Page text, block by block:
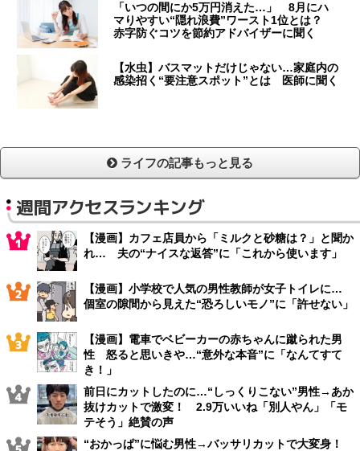
「いつの間にか5万円消えた…」 8月にハ
マりやすい“隠れ浪費”ワースト1位とは？
赤字防ぐコツを節約アドバイザーに聞く
【水虫】バスマットだけじゃない…家庭内の
感染招く“要注意スポット”とは 医師に聞く
ライフの記事もっと見る
週間アクセスランキング
【漫画】カフェ店員から「ミルクと砂糖は？」と聞か
れ… 夫の“ナイスな返答”に「これから使います」
【漫画】小学校で人気の男性教師が女子トイレに…
個室の隙間から見えた“恐ろしいモノ”に「許せない」
【漫画】電車でベビーカーの赤ちゃんに蹴られた男
性 怒ると思いきや…“意外な本音”に「なんてすて
き！」
前日にカットしたのに…“しっくりこない”男性→あか
抜けカットで激変！ 2.9万いいね「別人やん」「モ
テそう」絶賛の声
“おかっぱ”に悩む男性→バッサリカットで大変身！